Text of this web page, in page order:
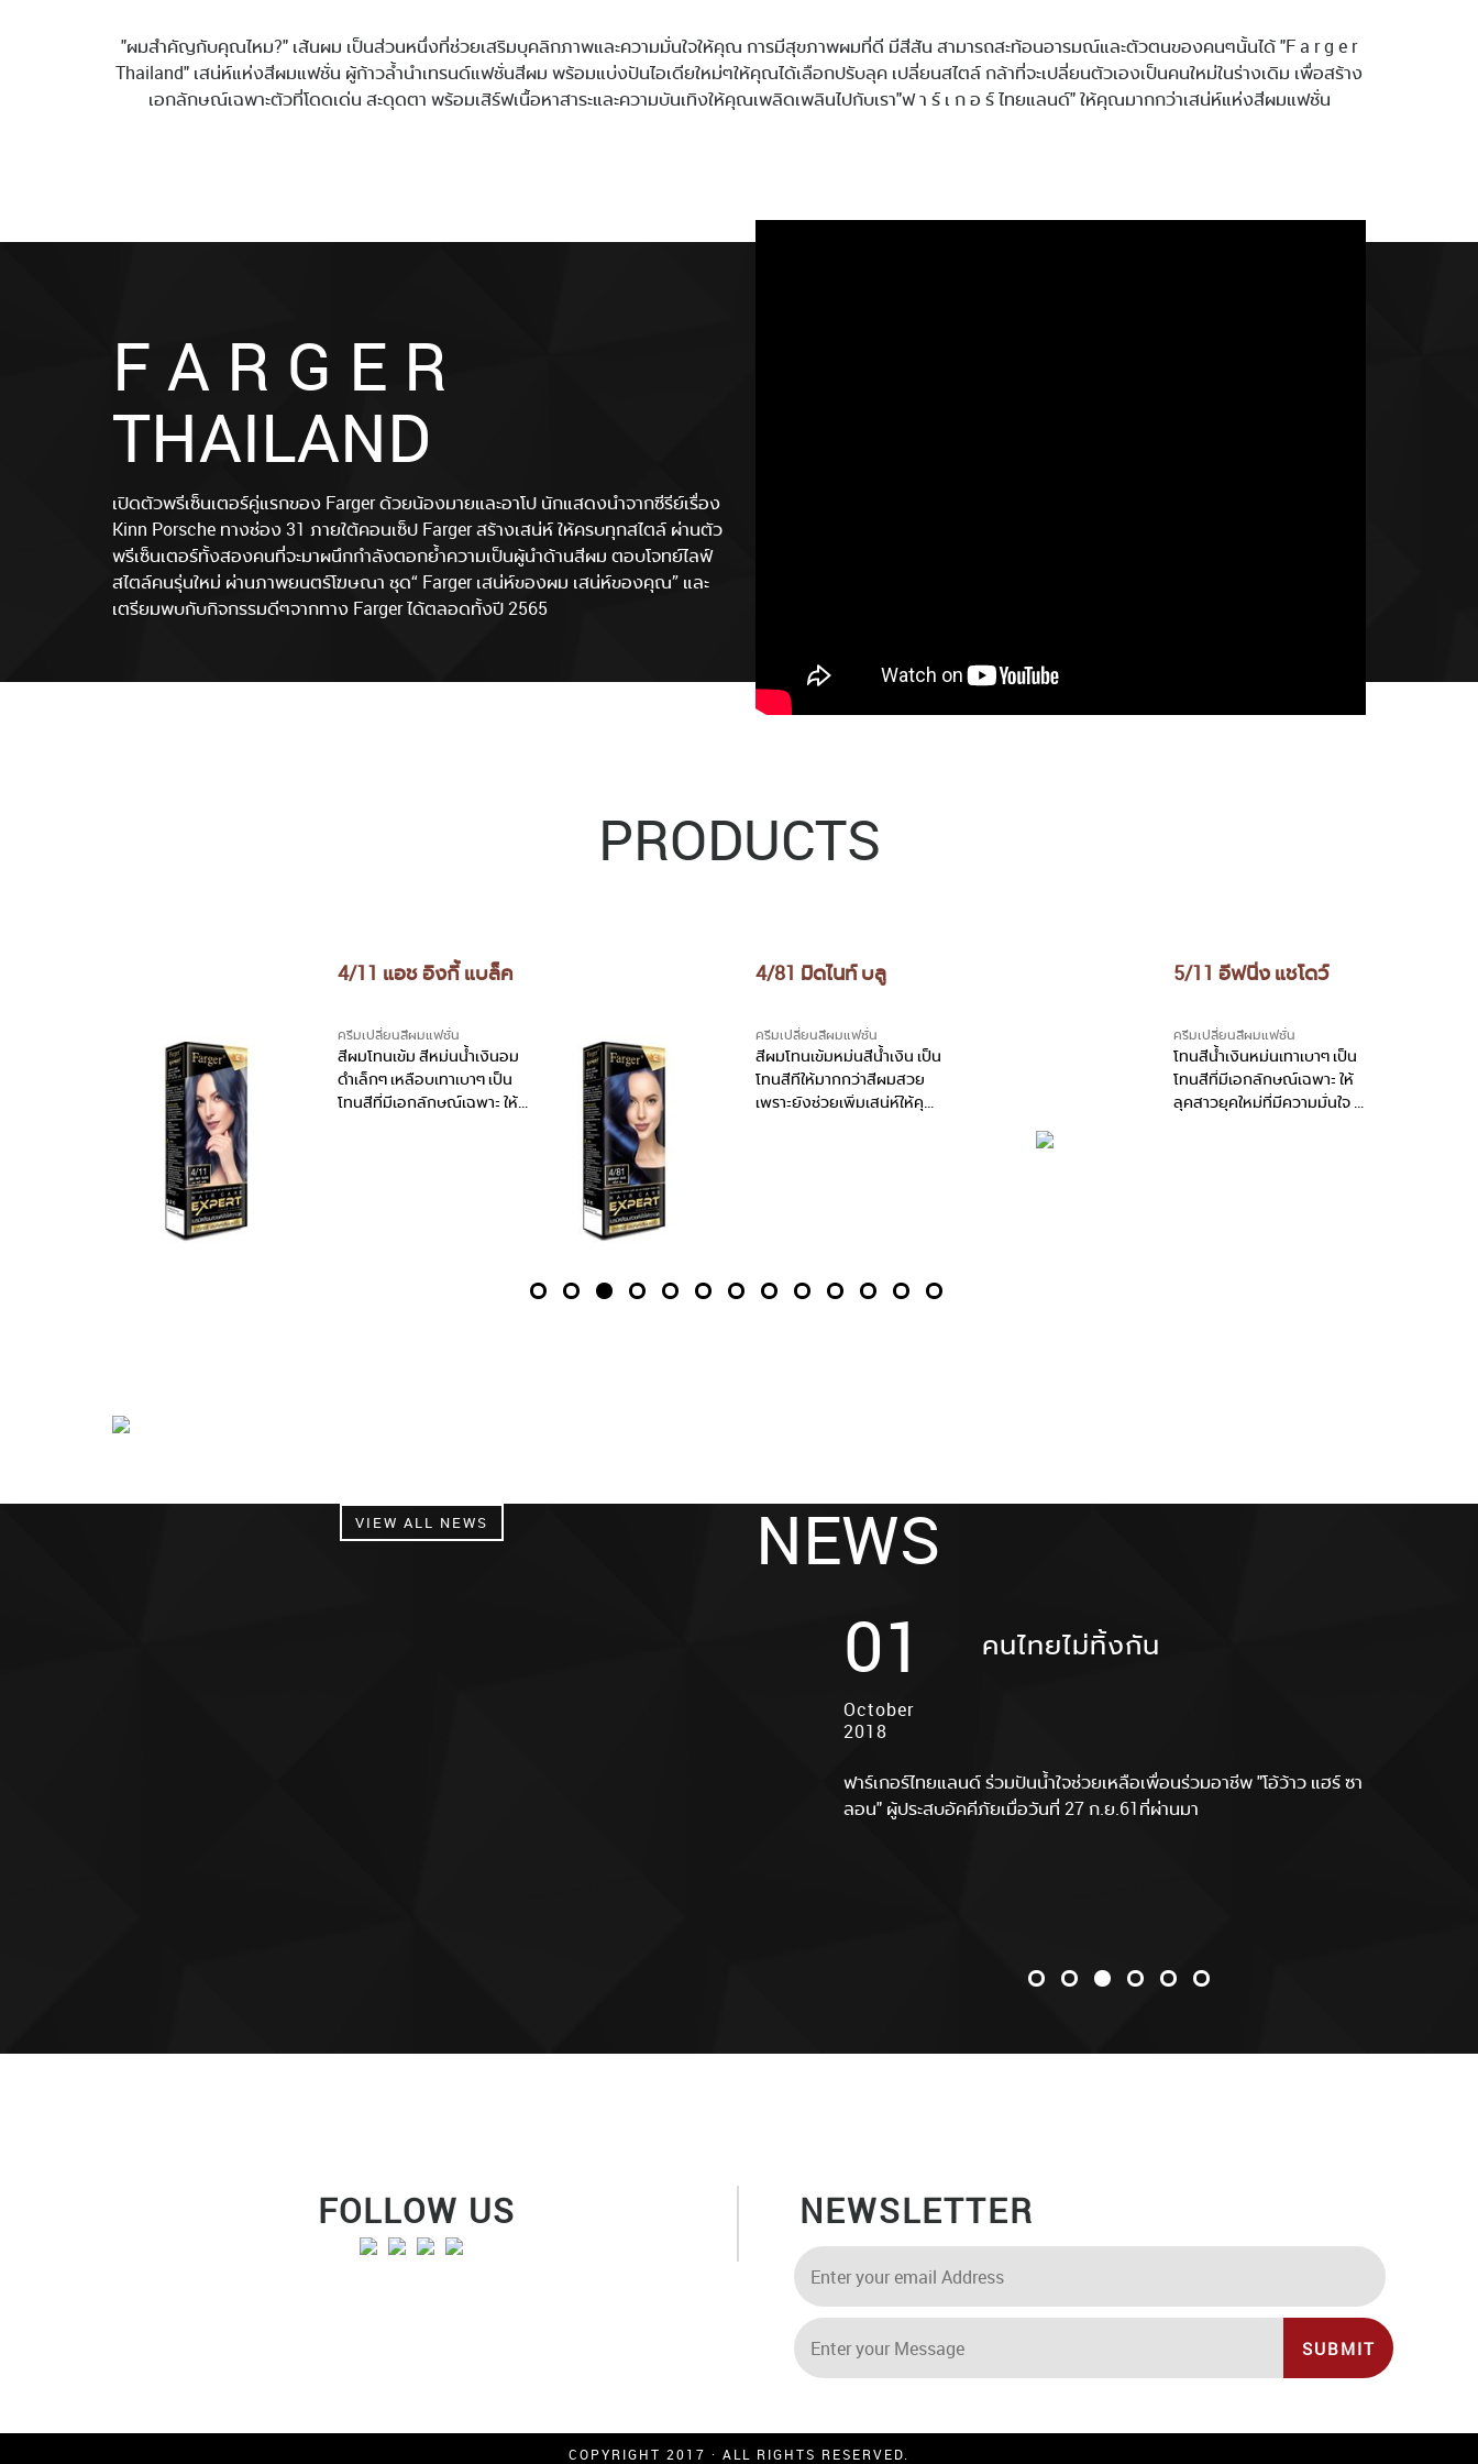
"ผมสำคัญกับคุณไหม?" เส้นผม เป็นส่วนหนึ่งที่ช่วยเสริมบุคลิกภาพและความมั่นใจให้คุณ การมีสุขภาพผมที่ดี มีสีสัน สามารถสะท้อนอารมณ์และตัวตนของคนๆนั้นได้ "F a r g e r
Thailand" เสน่ห์แห่งสีผมแฟชั่น ผู้ก้าวล้ำนำเทรนด์แฟชั่นสีผม พร้อมแบ่งปันไอเดียใหม่ๆให้คุณได้เลือกปรับลุค เปลี่ยนสไตล์ กล้าที่จะเปลี่ยนตัวเองเป็นคนใหม่ในร่างเดิม เพื่อสร้าง
เอกลักษณ์เฉพาะตัวที่โดดเด่น สะดุดตา พร้อมเสิร์ฟเนื้อหาสาระและความบันเทิงให้คุณเพลิดเพลินไปกับเรา"ฟ า ร์ เ ก อ ร์ ไทยแลนด์" ให้คุณมากกว่าเสน่ห์แห่งสีผมแฟชั่น
F A R G E R
THAILAND
เปิดตัวพรีเซ็นเตอร์คู่แรกของ Farger ด้วยน้องมายและอาโป นักแสดงนำจากซีรีย์เรื่อง
Kinn Porsche ทางช่อง 31 ภายใต้คอนเซ็ป Farger สร้างเสน่ห์ ให้ครบทุกสไตล์ ผ่านตัว
พรีเซ็นเตอร์ทั้งสองคนที่จะมาผนึกกำลังตอกย้ำความเป็นผู้นำด้านสีผม ตอบโจทย์ไลฟ์
สไตล์คนรุ่นใหม่ ผ่านภาพยนตร์โฆษณา ชุด“ Farger เสน่ห์ของผม เสน่ห์ของคุณ” และ
เตรียมพบกับกิจกรรมดีๆจากทาง Farger ได้ตลอดทั้งปี 2565
PRODUCTS
ผมโทนเข้ม สีหม่นน้ำเงินอม
ทนสีที่มีเอกลักษณ์เฉพาะ ให้
คสาวสวยคม มีเสน่ห์ มองดู
าค้นหา สะกดสายตาคนมอง!!
4/81 มิดไนท์ บลู
ครีมเปลี่ยนสีผมแฟชั่น
สีผมโทนเข้มหม่นสีน้ำเงิน เป็น
โทนสีทีให้มากกว่าสีผมสวย
เพราะยังช่วยเพิ่มเสน่ห์ให้คุณ
มองดูเป็นสาวลึกลับ มองดูน่า
สะดุดตา แฝงเสน่ห์สะกิดใจได้
5/11 อีฟนิ่ง แชโดว์
ครีมเปลี่ยนสีผมแฟชั่น
โทนสีน้ำเงินหม่นเทาเบาๆ เป็น
โทนสีที่มีเอกลักษณ์เฉพาะ ให้
ลุคสาวยุคใหม่ที่มีความมั่นใจ มี
5/51 มัลเบอร์รี่ บลัช
ครีมเปลี่ยนสีผมแฟชั่น
สีน้ำตาลอมแดงเล็กๆ ออก
ม่วงเบาๆ เหมาะกับคนที่ต้อง
การลุคเซ็กซี่เล็กๆ แอบซ่าส์
VIEW ALL NEWS NEWS
01
June 2022
FARGER THAILAND เปิดตัว
“KINNPORSCHE THE SERIES”
Farger Thailand เปิดตัวพรีเซ็นเตอร์คู่แรกของแบรนด์ โดยได้นักแสดง
NEWS
30
May 2019
ฟาร์เกอร์ไทยแลนด์ ร่วมกับ ร้าน
จ.สุพรรณบุรี
สนุกสนานกันถ้วนหน้าทั้งคนสอนและคนเรียน!! สำหรับงานเวิร์คช้อป "ฟาร์
NEWS
01
October
2018
คนไทยไม่ทิ้งกัน
ฟาร์เกอร์ไทยแลนด์ ร่วมปันน้ำใจช่วยเหลือเพื่อนร่วมอาชีพ "โอ้ว้าว แฮร์ ซา
ลอน" ผู้ประสบอัคคีภัยเมื่อวันที่ 27 ก.ย.61ที่ผ่านมา
NEWS
21
September
2018
ฟาเกอร์ไทยแลนด์ ยกทีมออกบูธ
2018
Fargerthailand ยกทีมไปสร้างสีสันที่งาน Beyong Beauty ASEAN
NEWS
03
July 2018
ฟาร์เกอร์ลงพื้นที่ร่วมส่งกำลังใจ
ลงพื้นที่ไปให้กำลังใจและให้ความช่วยเหลือเล็กๆน้อยๆแก่ผู้ปกครองน้องๆ
ทั้ง 13คน
NEWS
24
January
2018
CEO ฟาร์เกอร์ รับรางวัล สุดยอด
รางวัลอันทรงเกียรติจากสมาคมนักข่าวบันเทิง มอบโดย หม่อมหลวง
ปนัดดา ดิศกุล ผู้ช่วยรัฐมนตรีประจำนายกรัฐมนตรี ณ สโมสรตำรวจ
FOLLOW US NEWSLETTER
SUBMIT
COPYRIGHT 2017 · ALL RIGHTS RESERVED.